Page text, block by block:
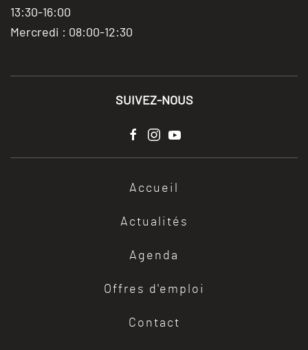
13:30-16:00
Mercredi : 08:00-12:30
SUIVEZ-NOUS
Accueil
Actualités
Agenda
Offres d'emploi
Contact